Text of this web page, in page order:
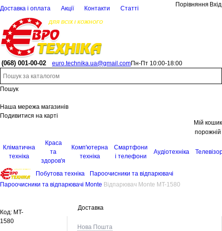
Доставка і оплата Акції Контакти Статті
Порівняння Вхід
(068) 001-00-02 euro.technika.ua@gmail.comПн-Пт 10:00-18:00
Пошук
Наша мережа магазинів
Подивитися на карті
Мій кошик
порожній
Кліматична
техніка
Краса
та
здоров'я
Комп'ютерна
техніка
Смартфони
і телефони
Аудіотехніка
Побутова техніка
Пароочисники та відпарювачі
Пароочисники та відпарювачі Monte Відпарювач Monte MT-1580
Доставка
Нова Пошта
Код: MT-
1580